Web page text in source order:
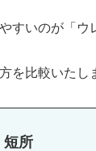
すいのが「ウ
を比較いたし
短所